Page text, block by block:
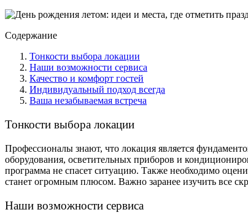
Содержание
Тонкости выбора локации
Наши возможности сервиса
Качество и комфорт гостей
Индивидуальный подход всегда
Ваша незабываемая встреча
Тонкости выбора локации
Профессионалы знают, что локация является
оборудования, осветительных приборов и
программа не спасет ситуацию. Также необходимо
станет огромным плюсом. Важно заранее изучить все
Наши возможности сервиса